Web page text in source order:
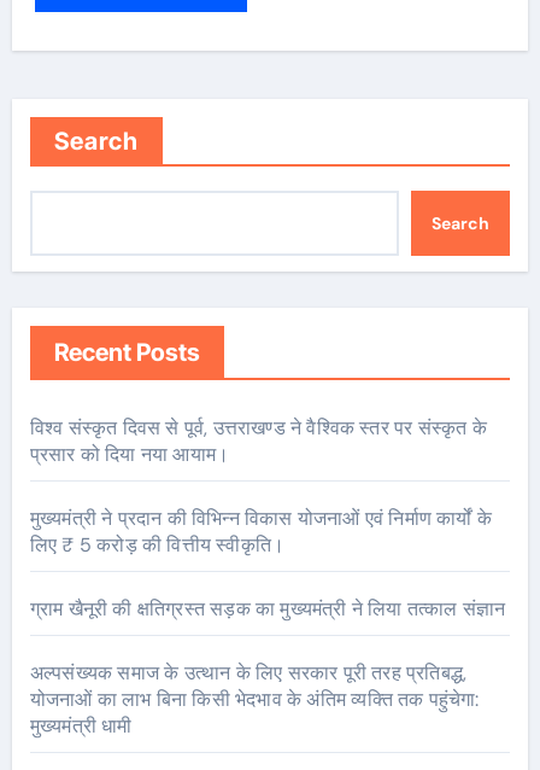
Search
Search
Recent Posts
विश्व संस्कृत दिवस से पूर्व, उत्तराखण्ड ने वैश्विक स्तर पर संस्कृत के
प्रसार को दिया नया आयाम।
मुख्यमंत्री ने प्रदान की विभिन्न विकास योजनाओं एवं निर्माण कार्यों के
लिए ₹ 5 करोड़ की वित्तीय स्वीकृति।
ग्राम खैनूरी की क्षतिग्रस्त सड़क का मुख्यमंत्री ने लिया तत्काल संज्ञान
अल्पसंख्यक समाज के उत्थान के लिए सरकार पूरी तरह प्रतिबद्ध,
योजनाओं का लाभ बिना किसी भेदभाव के अंतिम व्यक्ति तक पहुंचेगा:
मुख्यमंत्री धामी